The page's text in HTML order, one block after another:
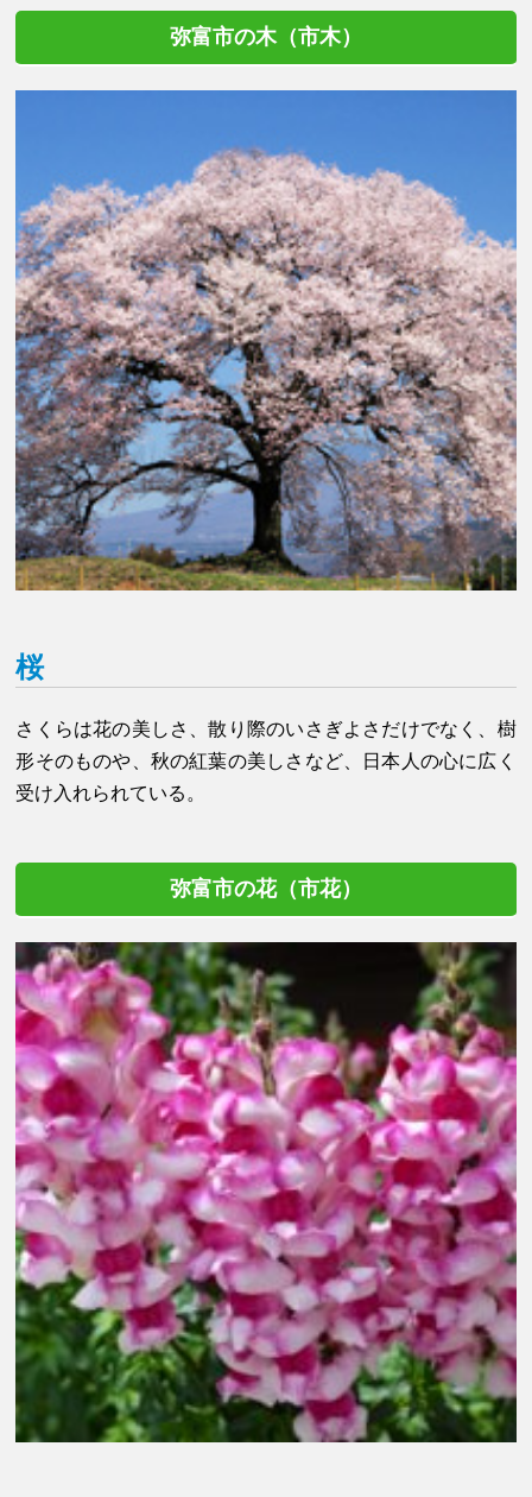
弥富市の木（市木）
桜
さくらは花の美しさ、散り際のいさぎよさだけでなく、樹
形そのものや、秋の紅葉の美しさなど、日本人の心に広く
受け入れられている。
弥富市の花（市花）